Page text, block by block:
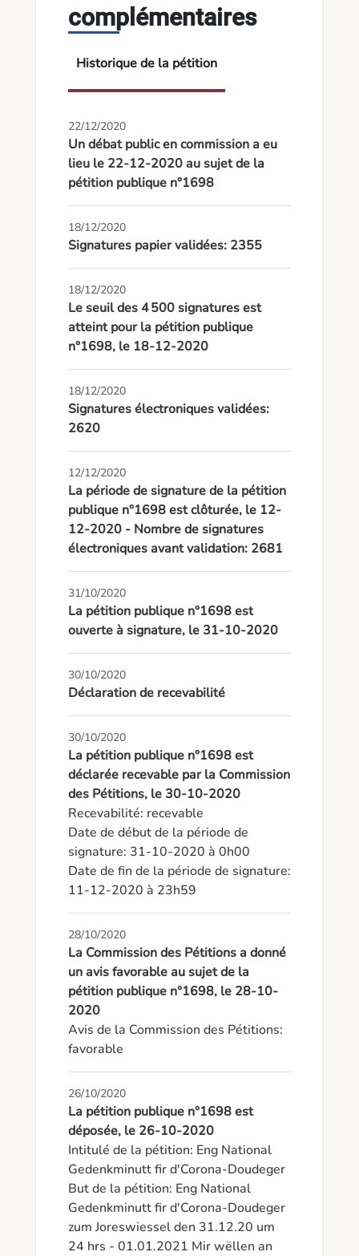
complémentaires
Historique de la pétition
22/12/2020
Un débat public en commission a eu
lieu le 22-12-2020 au sujet de la
pétition publique n°1698
18/12/2020
Signatures papier validées: 2355
18/12/2020
Le seuil des 4 500 signatures est
atteint pour la pétition publique
n°1698, le 18-12-2020
18/12/2020
Signatures électroniques validées:
2620
12/12/2020
La période de signature de la pétition
publique n°1698 est clôturée, le 12-
12-2020 - Nombre de signatures
électroniques avant validation: 2681
31/10/2020
La pétition publique n°1698 est
ouverte à signature, le 31-10-2020
30/10/2020
Déclaration de recevabilité
30/10/2020
La pétition publique n°1698 est
déclarée recevable par la Commission
des Pétitions, le 30-10-2020
Recevabilité: recevable
Date de début de la période de
signature: 31-10-2020 à 0h00
Date de fin de la période de signature:
11-12-2020 à 23h59
28/10/2020
La Commission des Pétitions a donné
un avis favorable au sujet de la
pétition publique n°1698, le 28-10-
2020
Avis de la Commission des Pétitions:
favorable
26/10/2020
La pétition publique n°1698 est
déposée, le 26-10-2020
Intitulé de la pétition: Eng National
Gedenkminutt fir d'Corona-Doudeger
But de la pétition: Eng National
Gedenkminutt fir d'Corona-Doudeger
zum Joreswiessel den 31.12.20 um
24 hrs - 01.01.2021 Mir wëllen an